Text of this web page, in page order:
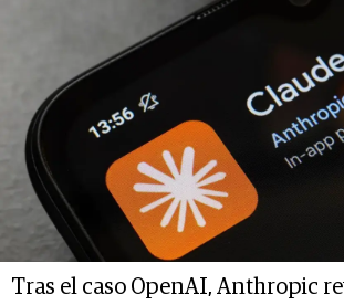
Tras el caso OpenAI, Anthropic